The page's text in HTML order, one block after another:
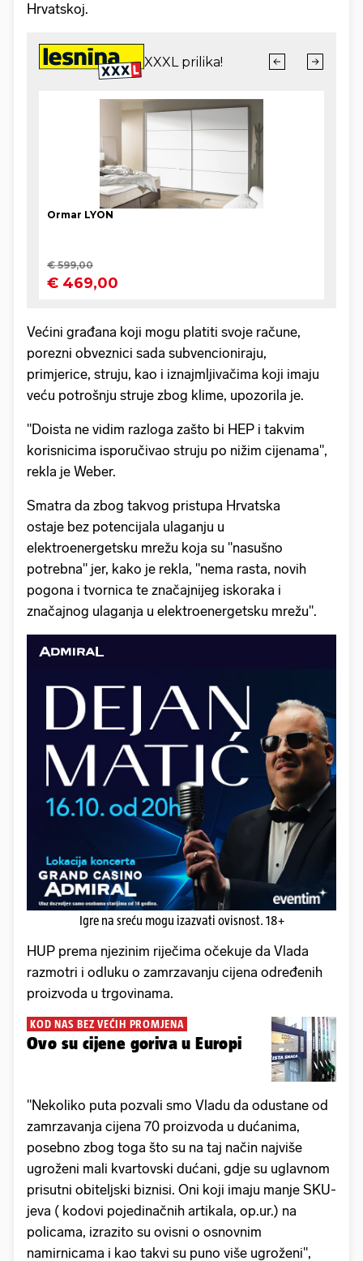
Hrvatskoj.
Većini građana koji mogu platiti svoje račune,
porezni obveznici sada subvencioniraju,
primjerice, struju, kao i iznajmljivačima koji imaju
veću potrošnju struje zbog klime, upozorila je.
"Doista ne vidim razloga zašto bi HEP i takvim
korisnicima isporučivao struju po nižim cijenama",
rekla je Weber.
Smatra da zbog takvog pristupa Hrvatska
ostaje bez potencijala ulaganju u
elektroenergetsku mrežu koja su "nasušno
potrebna" jer, kako je rekla, "nema rasta, novih
pogona i tvornica te značajnijeg iskoraka i
značajnog ulaganja u elektroenergetsku mrežu".
Igre na sreću mogu izazvati ovisnost. 18+
HUP prema njezinim riječima očekuje da Vlada
razmotri i odluku o zamrzavanju cijena određenih
proizvoda u trgovinama.
KOD NAS BEZ VEĆIH PROMJENA
Ovo su cijene goriva u Europi
"Nekoliko puta pozvali smo Vladu da odustane od
zamrzavanja cijena 70 proizvoda u dućanima,
posebno zbog toga što su na taj način najviše
ugroženi mali kvartovski dućani, gdje su uglavnom
prisutni obiteljski biznisi. Oni koji imaju manje SKU-
jeva ( kodovi pojedinačnih artikala, op.ur.) na
policama, izrazito su ovisni o osnovnim
namirnicama i kao takvi su puno više ugroženi",